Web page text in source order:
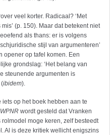
veel korter. Radicaal? ‘Met
(p. 150). Maar dat betekent niet
als thans: er is volgens
stijl van argumenteren’
opener op tafel komen. Een
grondslag: ‘Het belang van
steunende argumenten is
(ibidem).
op het boek hebben aan te
WPNR wordt gesteld dat Vranken
moge keren, zelf besteedt
Al is deze kritiek wellicht enigszins